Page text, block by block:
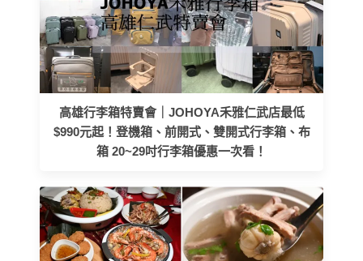
高雄行李箱特賣會｜JOHOYA禾雅仁武店最低
$990元起！登機箱、前開式、雙開式行李箱、布
箱 20~29吋行李箱優惠一次看！